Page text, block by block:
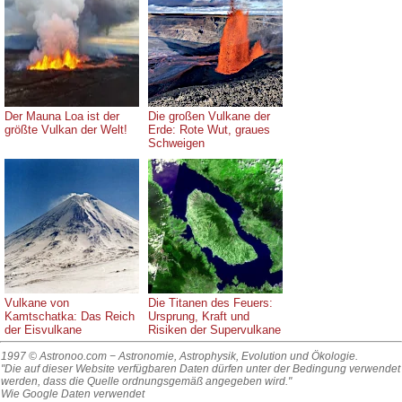
Der Mauna Loa ist der
größte Vulkan der Welt!
Die großen Vulkane der
Erde: Rote Wut, graues
Schweigen
Vulkane von
Kamtschatka: Das Reich
der Eisvulkane
Die Titanen des Feuers:
Ursprung, Kraft und
Risiken der Supervulkane
1997 © Astronoo.com − Astronomie, Astrophysik, Evolution und Ökologie.
"Die auf dieser Website verfügbaren Daten dürfen unter der Bedingung verwendet
werden, dass die Quelle ordnungsgemäß angegeben wird."
Wie Google Daten verwendet